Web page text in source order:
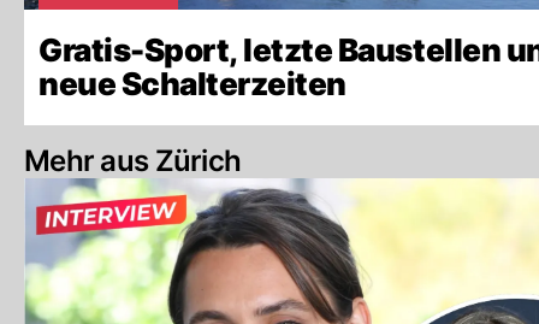
Gratis-Sport, letzte Baustellen
neue Schalterzeiten
Mehr aus Zürich